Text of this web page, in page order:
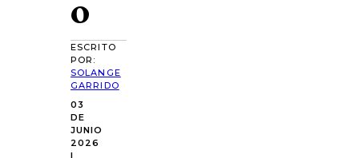
ESCRITO
POR:
SOLANGE
GARRIDO
03
DE
JUNIO
2026
|